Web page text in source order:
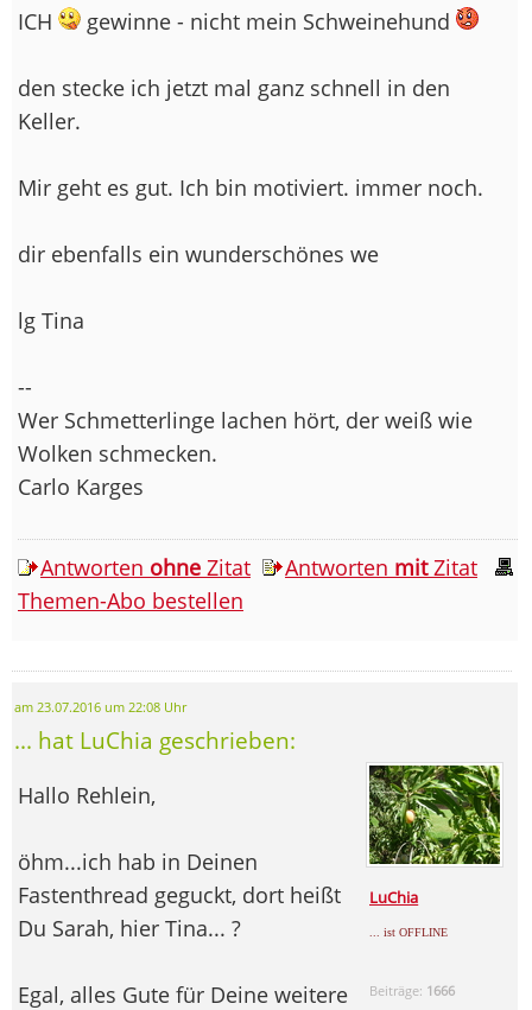
ICH gewinne - nicht mein Schweinehund
den stecke ich jetzt mal ganz schnell in den
Keller.
Mir geht es gut. Ich bin motiviert. immer noch.
dir ebenfalls ein wunderschönes we
lg Tina
--
Wer Schmetterlinge lachen hört, der weiß wie
Wolken schmecken.
Carlo Karges
Antworten ohne Zitat Antworten mitZitat
Themen-Abo bestellen
am 23.07.2016 um 22:08 Uhr
... hat LuChia geschrieben:
LuChia
... ist OFFLINE
Beiträge: 1666
Hallo Rehlein,
öhm...ich hab in Deinen
Fastenthread geguckt, dort heißt
Du Sarah, hier Tina... ?
Egal, alles Gute für Deine weitere